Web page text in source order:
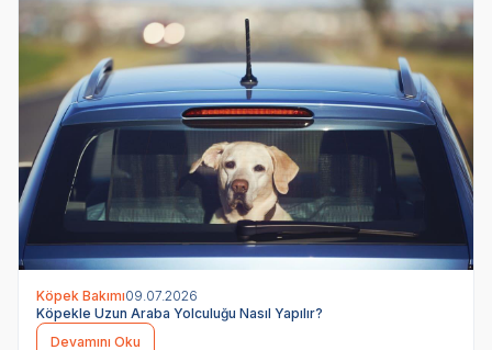
Köpek Bakımı09.07.2026
Köpekle Uzun Araba Yolculuğu Nasıl Yapılır?
Devamını Oku